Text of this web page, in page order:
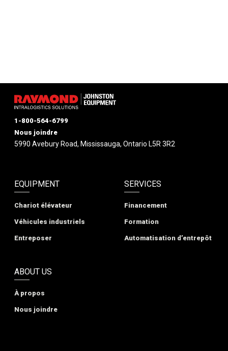
EQUIPMENT
Chariot élévateur
Véhicules industriels
Entreposer
SERVICES
Financement
Formation
Automatisation d’entrepôt
ABOUT US
À propos
Nous joindre
1-800-564-6799
Nous joindre
5990 Avebury Road, Mississauga, Ontario L5R 3R2